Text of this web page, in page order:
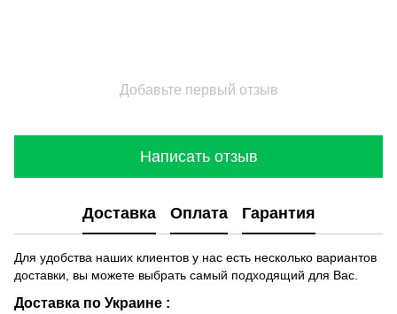
Добавьте первый отзыв
Написать отзыв
Доставка Оплата Гарантия
Для удобства наших клиентов у нас есть несколько вариантов
доставки, вы можете выбрать самый подходящий для Вас.
Доставка по Украине :